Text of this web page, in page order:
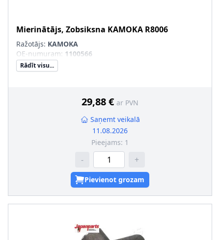
Mierinātājs, Zobsiksna KAMOKA R8006
Ražotājs: KAMOKA
OE-numuram: 1100566
Rādīt visu...
29,88 € ar PVN
Saņemt veikalā
11.08.2026
Pieejams: 1
- +
Pievienot grozam